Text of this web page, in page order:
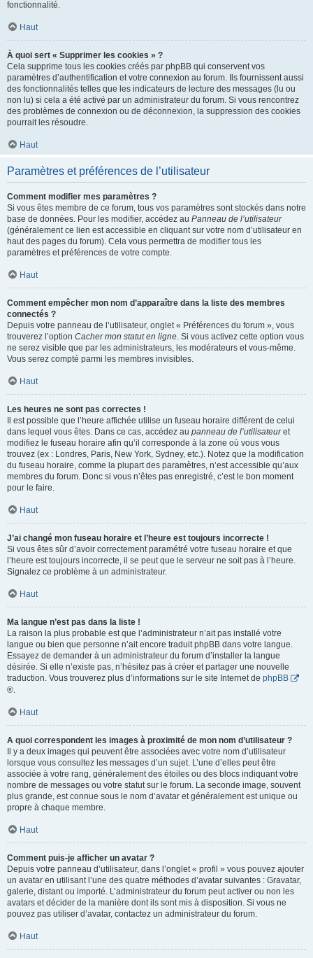
fonctionnalité.
Haut
À quoi sert « Supprimer les cookies » ?
Cela supprime tous les cookies créés par phpBB qui conservent vos
paramètres d’authentification et votre connexion au forum. Ils fournissent aussi
des fonctionnalités telles que les indicateurs de lecture des messages (lu ou
non lu) si cela a été activé par un administrateur du forum. Si vous rencontrez
des problèmes de connexion ou de déconnexion, la suppression des cookies
pourrait les résoudre.
Haut
Paramètres et préférences de l’utilisateur
Comment modifier mes paramètres ?
Si vous êtes membre de ce forum, tous vos paramètres sont stockés dans notre
base de données. Pour les modifier, accédez au Panneau de l’utilisateur
(généralement ce lien est accessible en cliquant sur votre nom d’utilisateur en
haut des pages du forum). Cela vous permettra de modifier tous les
paramètres et préférences de votre compte.
Haut
Comment empêcher mon nom d’apparaître dans la liste des membres
connectés ?
Depuis votre panneau de l’utilisateur, onglet « Préférences du forum », vous
trouverez l’option Cacher mon statut en ligne. Si vous activez cette option vous
ne serez visible que par les administrateurs, les modérateurs et vous-même.
Vous serez compté parmi les membres invisibles.
Haut
Les heures ne sont pas correctes !
Il est possible que l’heure affichée utilise un fuseau horaire différent de celui
dans lequel vous êtes. Dans ce cas, accédez au panneau de l’utilisateuret
modifiez le fuseau horaire afin qu’il corresponde à la zone où vous vous
trouvez (ex : Londres, Paris, New York, Sydney, etc.). Notez que la modification
du fuseau horaire, comme la plupart des paramètres, n’est accessible qu’aux
membres du forum. Donc si vous n’êtes pas enregistré, c’est le bon moment
pour le faire.
Haut
J’ai changé mon fuseau horaire et l’heure est toujours incorrecte !
Si vous êtes sûr d’avoir correctement paramétré votre fuseau horaire et que
l’heure est toujours incorrecte, il se peut que le serveur ne soit pas à l’heure.
Signalez ce problème à un administrateur.
Haut
Ma langue n’est pas dans la liste !
La raison la plus probable est que l’administrateur n’ait pas installé votre
langue ou bien que personne n’ait encore traduit phpBB dans votre langue.
Essayez de demander à un administrateur du forum d’installer la langue
désirée. Si elle n’existe pas, n’hésitez pas à créer et partager une nouvelle
traduction. Vous trouverez plus d’informations sur le site Internet de phpBB
®.
Haut
A quoi correspondent les images à proximité de mon nom d’utilisateur ?
Il y a deux images qui peuvent être associées avec votre nom d’utilisateur
lorsque vous consultez les messages d’un sujet. L’une d’elles peut être
associée à votre rang, généralement des étoiles ou des blocs indiquant votre
nombre de messages ou votre statut sur le forum. La seconde image, souvent
plus grande, est connue sous le nom d’avatar et généralement est unique ou
propre à chaque membre.
Haut
Comment puis-je afficher un avatar ?
Depuis votre panneau d’utilisateur, dans l’onglet « profil » vous pouvez ajouter
un avatar en utilisant l’une des quatre méthodes d’avatar suivantes : Gravatar,
galerie, distant ou importé. L’administrateur du forum peut activer ou non les
avatars et décider de la manière dont ils sont mis à disposition. Si vous ne
pouvez pas utiliser d’avatar, contactez un administrateur du forum.
Haut